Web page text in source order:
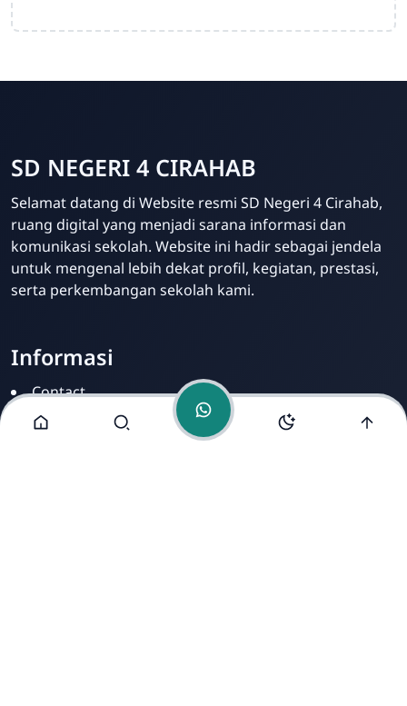
Admin
Online
SD NEGERI 4 CIRAHAB
Selamat datang di Website resmi SD Negeri 4 Cirahab,
ruang digital yang menjadi sarana informasi dan
komunikasi sekolah. Website ini hadir sebagai jendela
untuk mengenal lebih dekat profil, kegiatan, prestasi,
serta perkembangan sekolah kami.
Informasi
Contact
Disclamer